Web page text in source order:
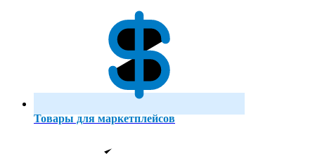
Товары для маркетплейсов